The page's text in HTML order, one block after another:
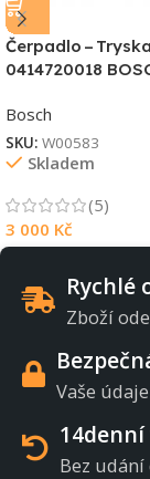
Čerpadlo – Tryska
0414720018
Bosch
SKU: W00583
Skladem
(5)
3 000 Kč
Rychlé
Zboží
Vaše
Bez